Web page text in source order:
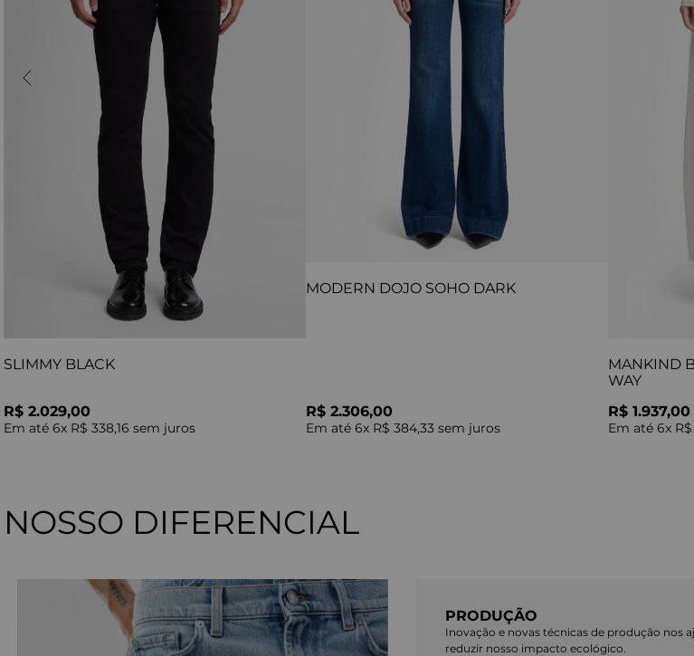
SLIMMY BLACK
R$ 2.029,00
Em até 6x R$ 338,16 sem juros
MODERN DOJO SOHO DARK
R$ 2.306,00
Em até 6x R$ 384,33 sem juros
MANKIND
WAY
R$ 1.937,00
Em até 6x
NOSSO DIFERENCIAL
PRODUÇÃO
Inovação e novas técnicas de produção nos
reduzir nosso impacto ecológico.